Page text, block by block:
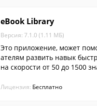
eBook Library
Версия: 7.1.0 (1.11 МБ)
Это приложение, может
ателям развить навык
на скорости от 50 до 1500
Лицензия: Бесплатно